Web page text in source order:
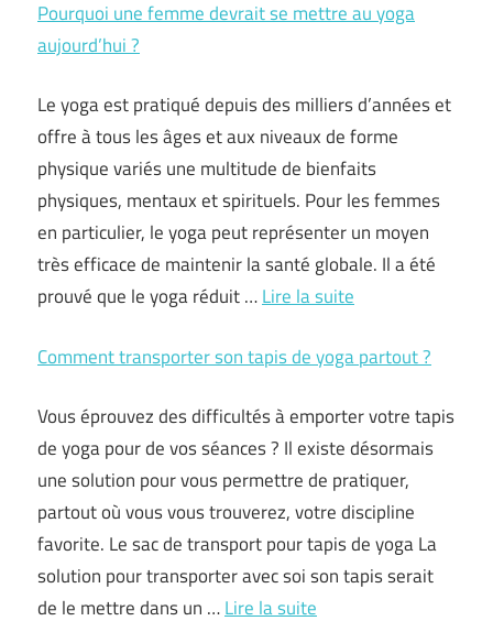
Pourquoi une femme devrait se mettre au yoga
aujourd’hui ?
Le yoga est pratiqué depuis des milliers d’années et
offre à tous les âges et aux niveaux de forme
physique variés une multitude de bienfaits
physiques, mentaux et spirituels. Pour les femmes
en particulier, le yoga peut représenter un moyen
très efficace de maintenir la santé globale. Il a été
prouvé que le yoga réduit …Lire la suite
Comment transporter son tapis de yoga partout ?
Vous éprouvez des difficultés à emporter votre tapis
de yoga pour de vos séances ? Il existe désormais
une solution pour vous permettre de pratiquer,
partout où vous vous trouverez, votre discipline
favorite. Le sac de transport pour tapis de yoga La
solution pour transporter avec soi son tapis serait
de le mettre dans un …Lire la suite